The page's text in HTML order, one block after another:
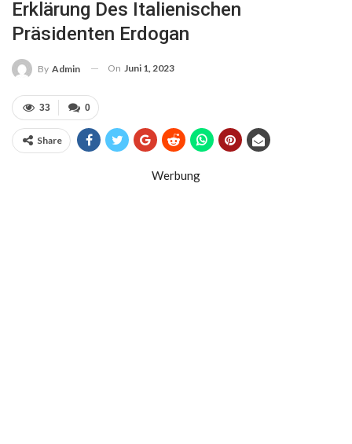
Erklärung Des Italienischen
Präsidenten Erdogan
By Admin On Juni 1, 2023
0
33
Share
Werbung